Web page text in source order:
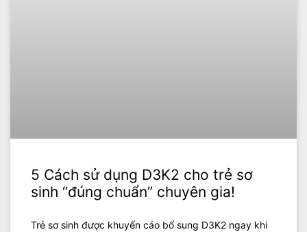
5 Cách sử dụng D3K2 cho trẻ sơ
sinh “đúng chuẩn” chuyên gia!
Trẻ sơ sinh được khuyến cáo bổ sung D3K2 ngay khi